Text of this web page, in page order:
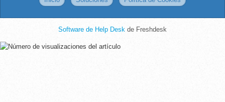
Software de Help Desk de Freshdesk